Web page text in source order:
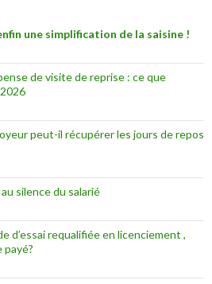
une simplification de la saisine !
de visite de reprise : ce que
peut-il récupérer les jours de repos
silence du salarié
d’essai requalifiée en licenciement ,
payé?